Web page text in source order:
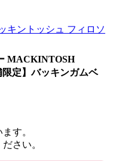
キントッシュ フィロソ
MACKINTOSH
定】バッキンガムベ
す。
さい。